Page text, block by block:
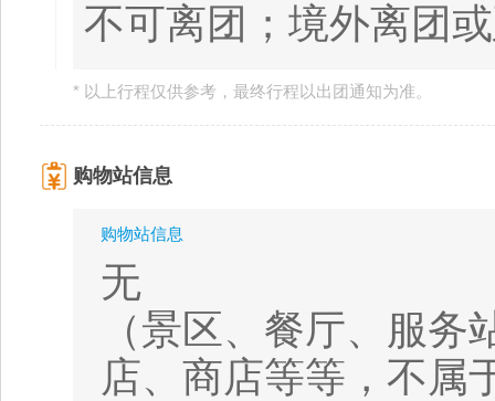
不可离团；境外离团
* 以上行程仅供参考，最终行程以出团通知为准。
购物站信息
购物站信息
无
（景区、餐厅、服
店、商店等等，不属